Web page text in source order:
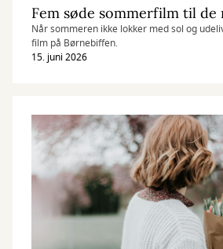
Fem søde sommerfilm til de
Når sommeren ikke lokker med sol og
film på Børnebiffen.
15. juni 2026